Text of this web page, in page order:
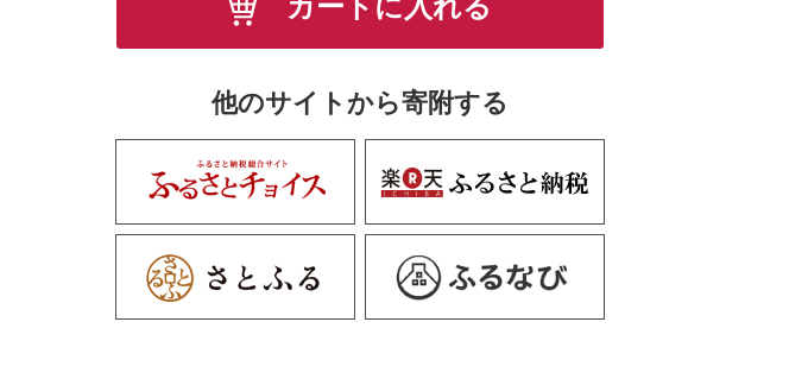
カートに入れる
他のサイトから寄附する